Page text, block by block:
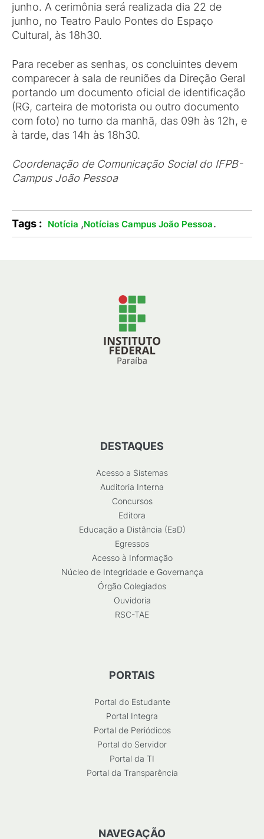
junho. A cerimônia será realizada dia 22 de
junho, no Teatro Paulo Pontes do Espaço
Cultural, às 18h30.
Para receber as senhas, os concluintes devem
comparecer à sala de reuniões da Direção Geral
portando um documento oficial de identificação
(RG, carteira de motorista ou outro documento
com foto) no turno da manhã, das 09h às 12h, e
à tarde, das 14h às 18h30.
Coordenação de Comunicação Social do IFPB-
Campus João Pessoa
Tags : Notícia ,Notícias Campus João Pessoa.
DESTAQUES
Acesso a Sistemas
Auditoria Interna
Concursos
Editora
Educação a Distância (EaD)
Egressos
Acesso à Informação
Núcleo de Integridade e Governança
Órgão Colegiados
Ouvidoria
RSC-TAE
PORTAIS
Portal do Estudante
Portal Integra
Portal de Periódicos
Portal do Servidor
Portal da TI
Portal da Transparência
NAVEGAÇÃO